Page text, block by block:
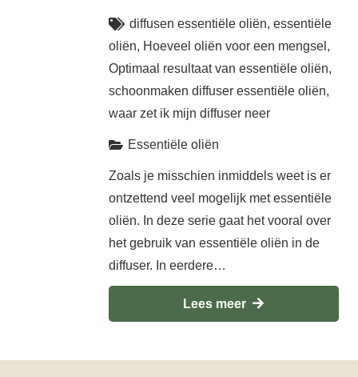
diffusen essentiële oliën,essentiële
oliën, Hoeveel oliën voor een mengsel ,
Optimaal resultaat van essentiële oliën,
schoonmaken diffuser essentiële oliën,
waar zet ik mijn diffuser neer
Essentiële oliën
Zoals je misschien inmiddels weet is er
ontzettend veel mogelijk met essentiële
oliën. In deze serie gaat het vooral over
het gebruik van essentiële oliën in de
diffuser. In eerdere…
Lees meer